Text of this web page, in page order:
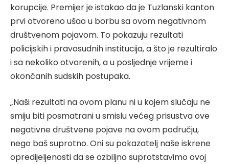
korupcije. Premijer je istakao da je Tuzlanski kanton
prvi otvoreno ušao u borbu sa ovom negativnom
društvenom pojavom. To pokazuju rezultati
policijskih i pravosudnih institucija, a što je rezultiralo
i sa nekoliko otvorenih, a u posljednje vrijeme i
okončanih sudskih postupaka.
„Naši rezultati na ovom planu ni u kojem slučaju ne
smiju biti posmatrani u smislu većeg prisustva ove
negativne društvene pojave na ovom području,
nego baš suprotno. Oni su pokazatelj naše iskrene
opredijeljenosti da se ozbiljno suprotstavimo ovoj